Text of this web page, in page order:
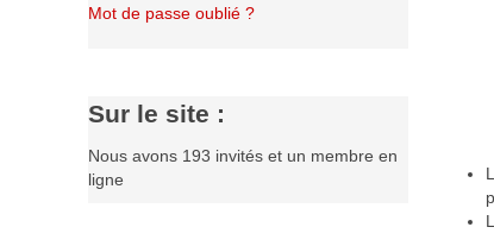
Mot de passe oublié ?
Sur le site :
Nous avons 193 invités et un membre en
ligne